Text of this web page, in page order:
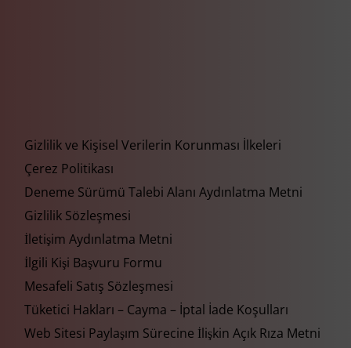
Gizlilik ve Kişisel Verilerin Korunması İlkeleri
Çerez Politikası
Deneme Sürümü Talebi Alanı Aydınlatma Metni
Gizlilik Sözleşmesi
İletişim Aydınlatma Metni
İlgili Kişi Başvuru Formu
Mesafeli Satış Sözleşmesi
Tüketici Hakları – Cayma – İptal İade Koşulları
Web Sitesi Paylaşım Sürecine İlişkin Açık Rıza Metni